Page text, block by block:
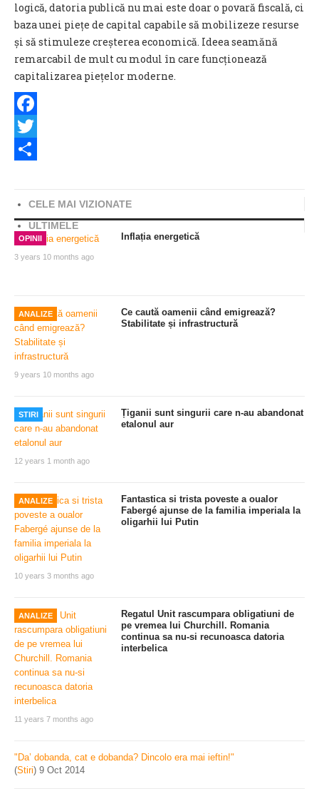
logică, datoria publică nu mai este doar o povară fiscală, ci
baza unei piețe de capital capabile să mobilizeze resurse
și să stimuleze creșterea economică. Ideea seamănă
remarcabil de mult cu modul în care funcționează
capitalizarea piețelor moderne.
Facebook
Twitter
CELE MAI VIZIONATE
ULTIMELE
OPINII
3 years 10 months ago
Inflația energetică
ANALIZE
9 years 10 months ago
Ce caută oamenii când emigrează?
Stabilitate și infrastructură
STIRI
12 years 1 month ago
Țiganii sunt singurii care n-au abandonat
etalonul aur
ANALIZE
10 years 3 months ago
Fantastica si trista poveste a oualor
Fabergé ajunse de la familia imperiala la
oligarhii lui Putin
ANALIZE
11 years 7 months ago
Regatul Unit rascumpara obligatiuni de
pe vremea lui Churchill. Romania
continua sa nu-si recunoasca datoria
interbelica
"Da’ dobanda, cat e dobanda? Dincolo era mai ieftin!"
(Stiri) 9 Oct 2014